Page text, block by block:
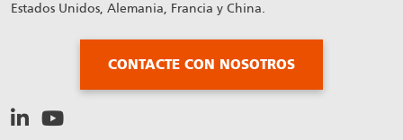
Estados Unidos, Alemania, Francia y China.
CONTACTE CON NOSOTROS